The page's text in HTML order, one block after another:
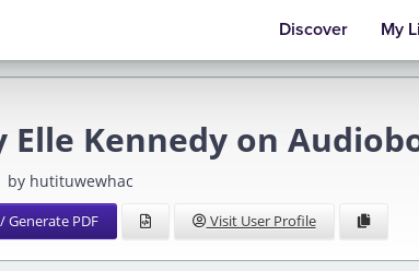
Discover My
Elle Kennedy on
by hutituwewhac
PDF Visit User Profile